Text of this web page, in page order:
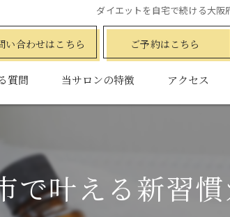
ダイエットを自宅で続ける大阪
い合わせはこちら ご予約はこちら
質問 当サロンの特徴
プライベートサロン
アクセス
で叶える新習慣